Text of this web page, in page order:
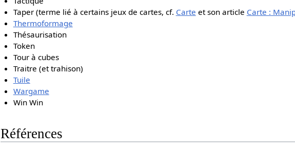
Taper (terme lié à certains jeux de cartes, cf. Carte et son article Carte :
Thermoformage
Thésaurisation
Token
Tour à cubes
Traitre (et trahison)
Tuile
Wargame
Win Win
Références